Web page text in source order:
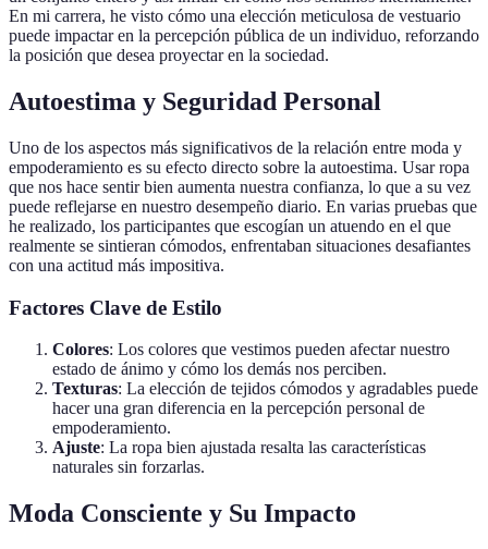
En mi carrera, he visto cómo una elección meticulosa de vestuario
puede impactar en la percepción pública de un individuo, reforzando
la posición que desea proyectar en la sociedad.
Autoestima y Seguridad Personal
Uno de los aspectos más significativos de la relación entre moda y
empoderamiento es su efecto directo sobre la autoestima. Usar ropa
que nos hace sentir bien aumenta nuestra confianza, lo que a su vez
puede reflejarse en nuestro desempeño diario. En varias pruebas que
he realizado, los participantes que escogían un atuendo en el que
realmente se sintieran cómodos, enfrentaban situaciones desafiantes
con una actitud más impositiva.
Factores Clave de Estilo
Colores: Los colores que vestimos pueden afectar nuestro
estado de ánimo y cómo los demás nos perciben.
Texturas: La elección de tejidos cómodos y agradables puede
hacer una gran diferencia en la percepción personal de
empoderamiento.
Ajuste: La ropa bien ajustada resalta las características
naturales sin forzarlas.
Moda Consciente y Su Impacto